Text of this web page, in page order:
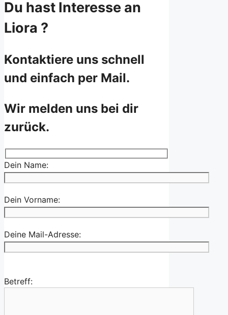
Du hast Interesse an
Liora ?
Kontaktiere uns schnell
und einfach per Mail.
Wir melden uns bei dir
zurück.
Dein Name:
Dein Vorname:
Deine Mail-Adresse:
Betreff: